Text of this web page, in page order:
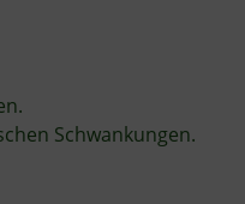
Schwankungen.